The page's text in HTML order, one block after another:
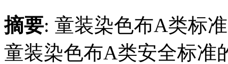
摘要: 童装染色布A类标
童装染色布A类安全标准